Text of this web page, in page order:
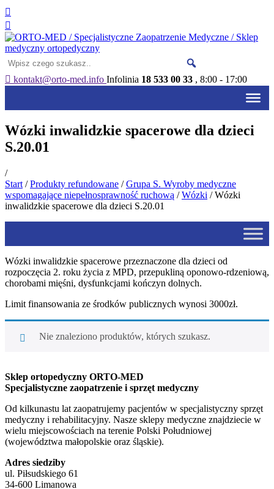
kontakt@orto-med.info Infolinia 18 533 00 33 , 8:00 - 17:00
Wózki inwalidzkie spacerowe dla dzieci
S.20.01
/
Start /Produkty refundowane /Grupa S. Wyroby medyczne
wspomagające niepełnosprawność ruchową /Wózki / Wózki
inwalidzkie spacerowe dla dzieci S.20.01
Wózki inwalidzkie spacerowe przeznaczone dla dzieci od
rozpoczęcia 2. roku życia z MPD, przepukliną oponowo-rdzeniową,
chorobami mięśni, dysfunkcjami kończyn dolnych.
Limit finansowania ze środków publicznych wynosi 3000zł.
Nie znaleziono produktów, których szukasz.
Sklep ortopedyczny ORTO-MED
Specjalistyczne zaopatrzenie i sprzęt medyczny
Od kilkunastu lat zaopatrujemy pacjentów w specjalistyczny sprzęt
medyczny i rehabilitacyjny. Nasze sklepy medyczne znajdziecie w
wielu miejscowościach na terenie Polski Południowej
(województwa małopolskie oraz śląskie).
Adres siedziby
ul. Piłsudskiego 61
34-600 Limanowa